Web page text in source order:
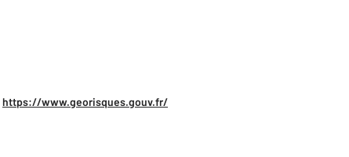
https://www.georisques.gouv.fr/